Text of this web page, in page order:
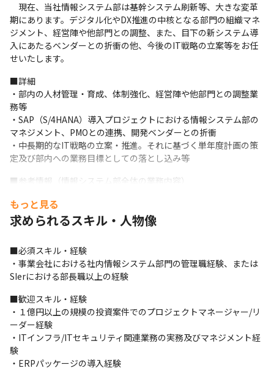
現在、当社情報システム部は基幹システム刷新等、大きな変革
期にあります。デジタル化やDX推進の中核となる部門の組織マネ
ジメント、経営陣や他部門との調整、また、目下の新システム導
入にあたるベンダーとの折衝の他、今後のIT戦略の立案等をお任
せいたします。
■詳細
・部内の人材管理・育成、体制強化、経営陣や他部門との調整業
務等
・SAP（S/4HANA）導入プロジェクトにおける情報システム部の
マネジメント、PMOとの連携、開発ベンダーとの折衝
・中長期的なIT戦略の立案・推進。それに基づく単年度計画の策
定及び部内への業務目標としての落とし込み等
■参考情報（情報システム部全体の業務内容）
・IT戦略の企画・立案
┗ 経営陣や業務部門の要望にフィットするITシステムの企画・
┗ 情報システム部門視点での業務改善提案
・既存システムの運用保守
┗ 基幹系、情報系システムの開発・改修・保守
・社内インフラの構築、運用保守
┗ サーバやネットワークの保守運用
┗ 最新のセキュリティトレンドの学習、導入
┗ PCやスマートフォン等のIT資産の管理、購入やキッティング
委託管理
・ヘルプデスク業務
┗ 社内及び関係会社からの基幹システムやITに関する問い合わ
もっと見る
求められるスキル・人物像
■必須スキル・経験
・事業会社における社内情報システム部門の管理職経験、または
SIerにおける部長職以上の経験
■歓迎スキル・経験
・１億円以上の規模の投資案件でのプロジェクトマネージャー/リ
ーダー経験
・ITインフラ/ITセキュリティ関連業務の実務及びマネジメント経
験
・ERPパッケージの導入経験